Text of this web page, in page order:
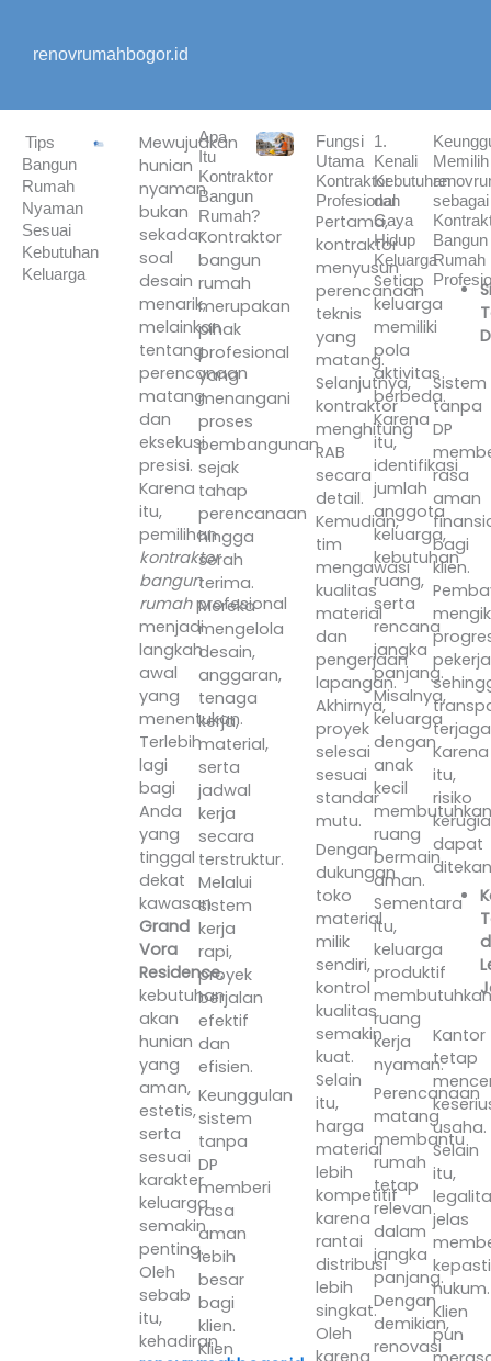
kontenrenovrumahbogor.id
Tips
Bangun
Rumah
Nyaman
Sesuai
Kebutuhan
Keluarga
Mewujudkan
hunian
nyaman
bukan
sekadar
soal
desain
menarik,
melainkan
tentang
perencanaan
matang
dan
eksekusi
presisi.
Karena
itu,
pemilihan
kontraktor
bangun
rumahprofesional
menjadi
langkah
awal
yang
menentukan.
Terlebih
lagi
bagi
Anda
yang
tinggal
dekat
kawasan
Grand
Vora
Residence,
kebutuhan
akan
hunian
yang
aman,
estetis,
serta
sesuai
karakter
keluarga
semakin
penting.
Oleh
sebab
itu,
kehadiran
Apa
Itu
Kontraktor
Bangun
Rumah?
Kontraktor
bangun
rumah
merupakan
pihak
profesional
yang
menangani
proses
pembangunan
sejak
tahap
perencanaan
hingga
serah
terima.
Mereka
mengelola
desain,
anggaran,
tenaga
kerja,
material,
serta
jadwal
kerja
secara
terstruktur.
Melalui
sistem
kerja
rapi,
proyek
berjalan
efektif
dan
efisien.
Keunggulan
sistem
tanpa
DP
memberi
rasa
aman
lebih
besar
bagi
klien.
Klien
Fungsi
Utama
Kontraktor
Profesional
Pertama,
kontraktor
menyusun
perencanaan
teknis
yang
matang.
Selanjutnya,
kontraktor
menghitung
RAB
secara
detail.
Kemudian,
tim
mengawasi
kualitas
material
dan
pengerjaan
lapangan.
Akhirnya,
proyek
selesai
sesuai
standar
mutu.
Dengan
dukungan
toko
material
milik
sendiri,
kontrol
kualitas
semakin
kuat.
Selain
itu,
harga
material
lebih
kompetitif
karena
rantai
distribusi
lebih
singkat.
Oleh
karena
1.
Kenali
Kebutuhan
dan
Gaya
Hidup
Keluarga
Setiap
keluarga
memiliki
pola
aktivitas
berbeda.
Karena
itu,
identifikasi
jumlah
anggota
keluarga,
kebutuhan
ruang,
serta
rencana
jangka
panjang.
Misalnya,
keluarga
dengan
anak
kecil
membutuhkan
ruang
bermain
aman.
Sementara
itu,
keluarga
produktif
membutuhkan
ruang
kerja
nyaman.
Perencanaan
matang
membantu
rumah
tetap
relevan
dalam
jangka
panjang.
Dengan
demikian,
renovasi
Memilih
sebagai
Bangun
Rumah
Sistem
tanpa
DP
rasa
aman
bagi
klien.
Karena
itu,
risiko
dapat
Kantor
tetap
usaha.
Selain
itu,
jelas
hukum.
Klien
pun